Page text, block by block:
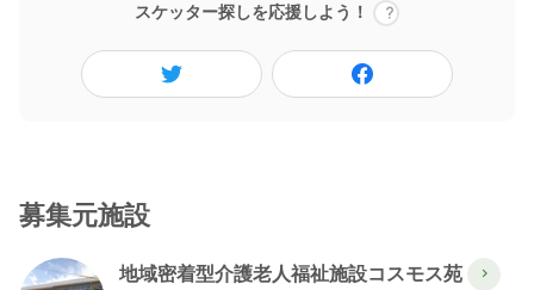
スケッター探しを応援しよう！
募集元施設
地域密着型介護老人福祉施設コスモス苑